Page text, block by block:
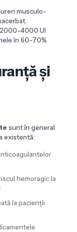
musculo-
4000 UI
în 60-70%
și
sunt în general
existentă:
hemoragic la
la pacienții